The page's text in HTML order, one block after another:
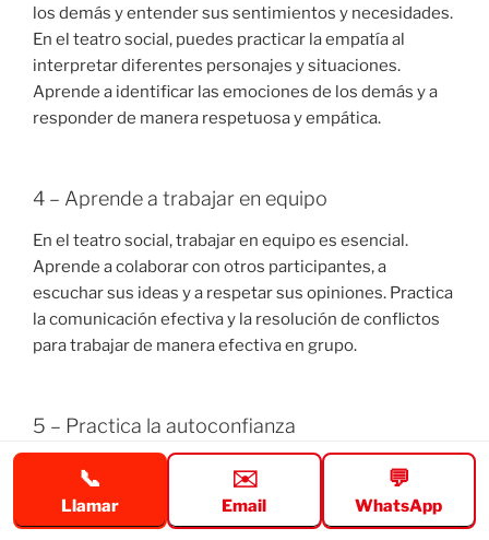
los demás y entender sus sentimientos y necesidades.
En el teatro social, puedes practicar la empatía al
interpretar diferentes personajes y situaciones.
Aprende a identificar las emociones de los demás y a
responder de manera respetuosa y empática.
4 – Aprende a trabajar en equipo
En el teatro social, trabajar en equipo es esencial.
Aprende a colaborar con otros participantes, a
escuchar sus ideas y a respetar sus opiniones. Practica
la comunicación efectiva y la resolución de conflictos
para trabajar de manera efectiva en grupo.
5 – Practica la autoconfianza
La autoconfianza es fundamental para mejorar tus
habilidades sociales. En el teatro social, puedes
practicar la autoconfianza al interpretar diferentes
📞
Llamar
✉️
Email
💬
WhatsApp